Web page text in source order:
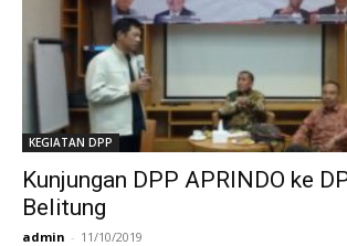
KEGIATAN DPP
Kunjungan DPP APRINDO ke
Belitung
admin - 11/10/2019